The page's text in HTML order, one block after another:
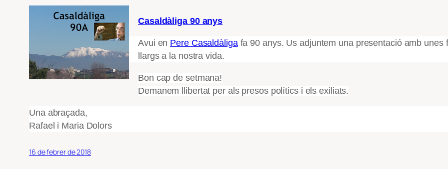
Casaldàliga 90 anys
Avui en Pere Casaldàligafa 90 anys. Us adjuntem una presentació amb
llargs a la nostra vida.
Bon cap de setmana!
Demanem llibertat per als presos polítics i els exiliats.
Una abraçada,
Rafael i Maria Dolors
16 de febrer de 2018